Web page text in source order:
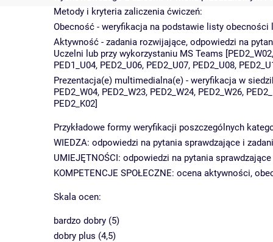
Metody i kryteria zaliczenia ćwiczeń:
Obecność - weryfikacja na podstawie listy obecności
Aktywność - zadania rozwijające, odpowiedzi na
Uczelni lub przy wykorzystaniu MS Teams [PED2_W02,
PED1_U04, PED2_U06, PED2_U07, PED2_U08,
Prezentacja(e) multimedialna(e) - weryfikacja w
PED2_W04, PED2_W23, PED2_W24, PED2_W26,
PED2_K02]
Przykładowe formy weryfikacji poszczególnych
WIEDZA: odpowiedzi na pytania sprawdzające i
UMIEJĘTNOŚCI: odpowiedzi na pytania
KOMPETENCJE SPOŁECZNE: ocena aktywności,
Skala ocen:
bardzo dobry (5)
dobry plus (4,5)